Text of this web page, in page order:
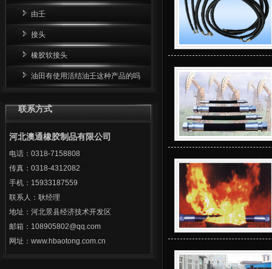
由壬
接头
橡胶软接头
油田有使用活结油壬这种产品的吗
联系方式
河北澳通橡胶制品有限公司
电话：0318-7158808
传真：0318-4312082
手机：15933187559
联系人：耿经理
地址：河北景县经济技术开发区
邮箱：108905802@qq.com
网址：www.hbaotong.com.cn